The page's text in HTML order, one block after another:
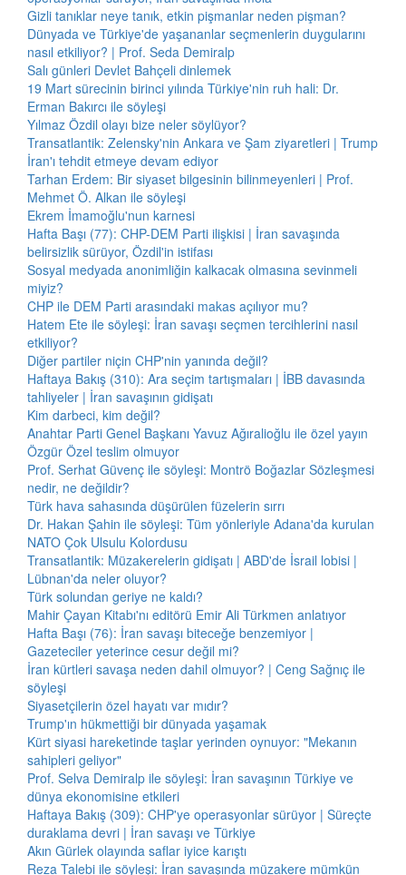
Gizli tanıklar neye tanık, etkin pişmanlar neden pişman?
Dünyada ve Türkiye'de yaşananlar seçmenlerin duygularını
nasıl etkiliyor? | Prof. Seda Demiralp
Salı günleri Devlet Bahçeli dinlemek
19 Mart sürecinin birinci yılında Türkiye'nin ruh hali: Dr.
Erman Bakırcı ile söyleşi
Yılmaz Özdil olayı bize neler söylüyor?
Transatlantik: Zelensky'nin Ankara ve Şam ziyaretleri | Trump
İran'ı tehdit etmeye devam ediyor
Tarhan Erdem: Bir siyaset bilgesinin bilinmeyenleri | Prof.
Mehmet Ö. Alkan ile söyleşi
Ekrem İmamoğlu'nun karnesi
Hafta Başı (77): CHP-DEM Parti ilişkisi | İran savaşında
belirsizlik sürüyor, Özdil'in istifası
Sosyal medyada anonimliğin kalkacak olmasına sevinmeli
miyiz?
CHP ile DEM Parti arasındaki makas açılıyor mu?
Hatem Ete ile söyleşi: İran savaşı seçmen tercihlerini nasıl
etkiliyor?
Diğer partiler niçin CHP'nin yanında değil?
Haftaya Bakış (310): Ara seçim tartışmaları | İBB davasında
tahliyeler | İran savaşının gidişatı
Kim darbeci, kim değil?
Anahtar Parti Genel Başkanı Yavuz Ağıralioğlu ile özel yayın
Özgür Özel teslim olmuyor
Prof. Serhat Güvenç ile söyleşi: Montrö Boğazlar Sözleşmesi
nedir, ne değildir?
Türk hava sahasında düşürülen füzelerin sırrı
Dr. Hakan Şahin ile söyleşi: Tüm yönleriyle Adana'da kurulan
NATO Çok Ulsulu Kolordusu
Transatlantik: Müzakerelerin gidişatı | ABD'de İsrail lobisi |
Lübnan'da neler oluyor?
Türk solundan geriye ne kaldı?
Mahir Çayan Kitabı'nı editörü Emir Ali Türkmen anlatıyor
Hafta Başı (76): İran savaşı biteceğe benzemiyor |
Gazeteciler yeterince cesur değil mi?
İran kürtleri savaşa neden dahil olmuyor? | Ceng Sağnıç ile
söyleşi
Siyasetçilerin özel hayatı var mıdır?
Trump'ın hükmettiği bir dünyada yaşamak
Kürt siyasi hareketinde taşlar yerinden oynuyor: "Mekanın
sahipleri geliyor"
Prof. Selva Demiralp ile söyleşi: İran savaşının Türkiye ve
dünya ekonomisine etkileri
Haftaya Bakış (309): CHP'ye operasyonlar sürüyor | Süreçte
duraklama devri | İran savaşı ve Türkiye
Akın Gürlek olayında saflar iyice karıştı
Reza Talebi ile söyleşi: İran savaşında müzakere mümkün